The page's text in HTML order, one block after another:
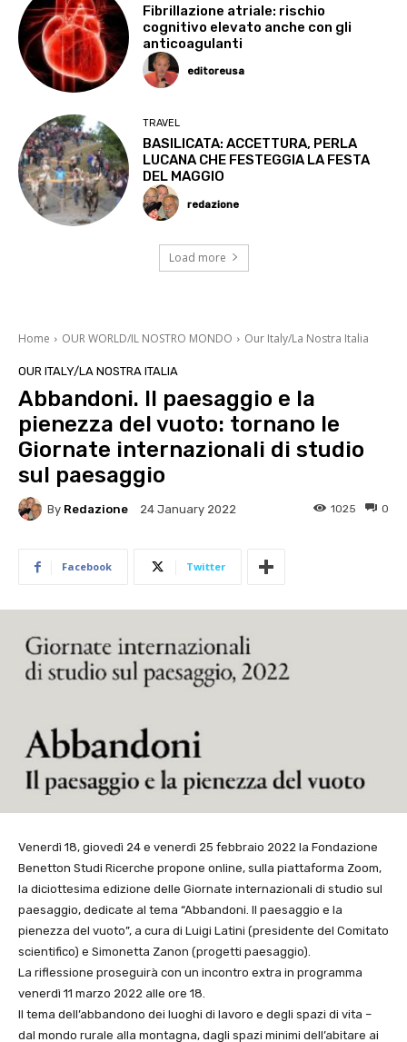
Fibrillazione atriale: rischio
cognitivo elevato anche con gli
anticoagulanti
editoreusa
TRAVEL
BASILICATA: ACCETTURA, PERLA
LUCANA CHE FESTEGGIA LA FESTA
DEL MAGGIO
redazione
Load more